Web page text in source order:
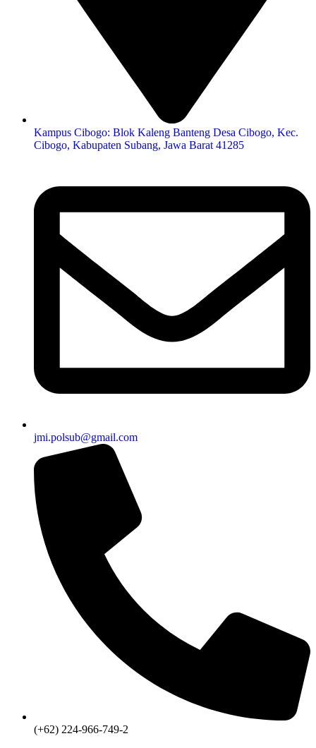
Kampus Cibogo: Blok Kaleng Banteng Desa Cibogo, Kec.
Cibogo, Kabupaten Subang, Jawa Barat 41285
jmi.polsub@gmail.com
(+62) 224-966-749-2